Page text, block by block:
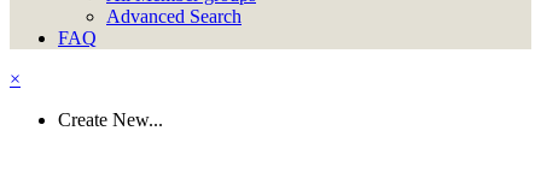
Advanced Search
FAQ
×
Create New...